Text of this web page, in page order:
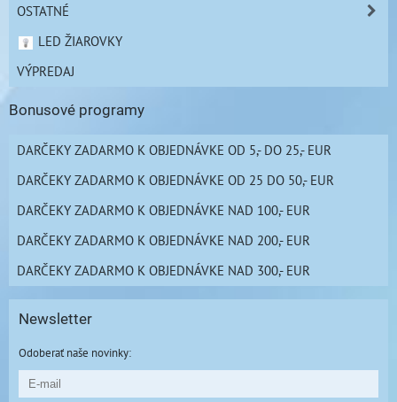
OSTATNÉ
LED ŽIAROVKY
VÝPREDAJ
Bonusové programy
DARČEKY ZADARMO K OBJEDNÁVKE OD 5,- DO 25,- EUR
DARČEKY ZADARMO K OBJEDNÁVKE OD 25 DO 50,- EUR
DARČEKY ZADARMO K OBJEDNÁVKE NAD 100,- EUR
DARČEKY ZADARMO K OBJEDNÁVKE NAD 200,- EUR
DARČEKY ZADARMO K OBJEDNÁVKE NAD 300,- EUR
Newsletter
Odoberať naše novinky: